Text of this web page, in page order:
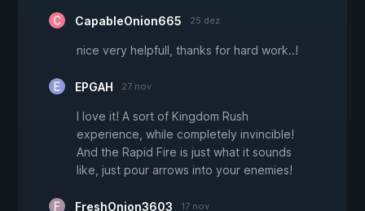
CapableOnion665 25 dez
nice very helpfull, thanks for hard work..!
EPGAH 27 nov
I love it! A sort of Kingdom Rush
experience, while completely invincible!
And the Rapid Fire is just what it sounds
like, just pour arrows into your enemies!
FreshOnion3603 17 nov